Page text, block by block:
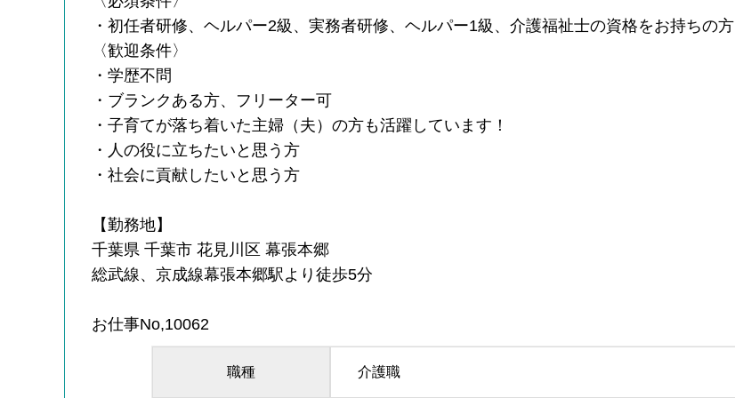
・初任者研修、ヘルパー2級、実務者研修、ヘルパー1級、介護福祉士の資格をお持ちの方
〈歓迎条件〉
・学歴不問
・ブランクある方、フリーター可
・子育てが落ち着いた主婦（夫）の方も活躍しています！
・人の役に立ちたいと思う方
・社会に貢献したいと思う方
【勤務地】
千葉県 千葉市 花見川区 幕張本郷
総武線、京成線幕張本郷駅より徒歩5分
お仕事No,10062
職種 介護職